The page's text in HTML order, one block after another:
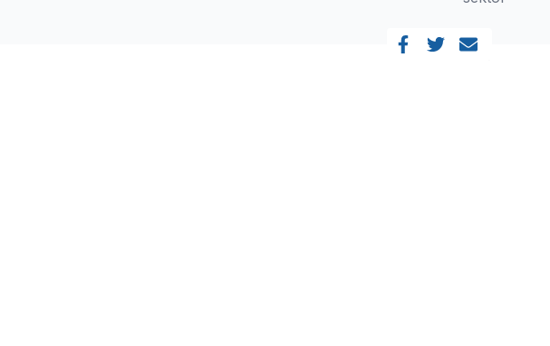
Zdielať produkt